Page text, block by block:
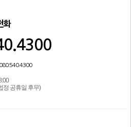
화
080.540.4300
정 공휴일 후무)